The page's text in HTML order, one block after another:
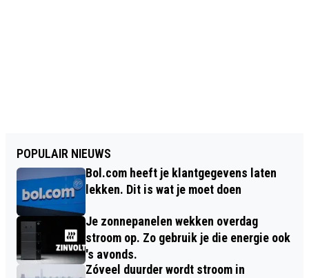
POPULAIR NIEUWS
Bol.com heeft je klantgegevens laten
lekken. Dit is wat je moet doen
Je zonnepanelen wekken overdag
stroom op. Zo gebruik je die energie ook
's avonds.
Zóveel duurder wordt stroom in